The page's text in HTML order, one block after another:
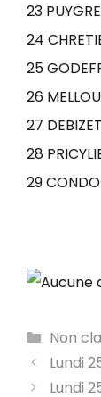
23
24
25
26
27
28
29
Non
Lundi
Lundi